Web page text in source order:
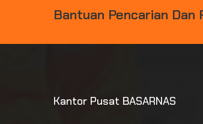
BANTUAN PENCARIAN DAN
Kantor Pusat BASARNAS